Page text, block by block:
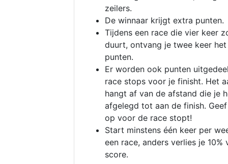
zeilers.
De winnaar krijgt extra punten.
Tijdens een race die vier keer
duurt, ontvang je twee keer
punten.
Er worden ook punten
race stops voor je finisht. Het
hangt af van de afstand die je
afgelegd tot aan de finish.
op voor de race stopt!
Start minstens één keer per
een race, anders verlies je 10%
score.